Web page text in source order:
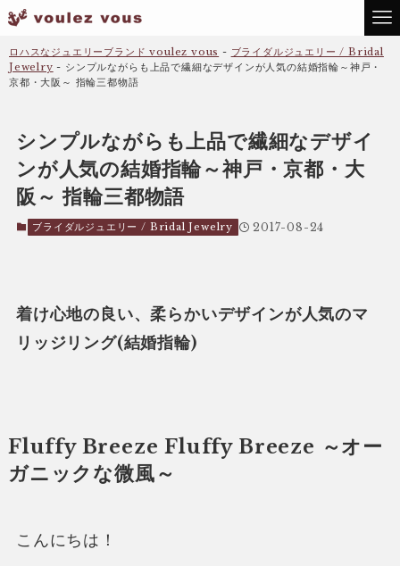
ロハスなジュエリーブランド voulez vous - ブライダルジュエリー / Bridal
Jewelry - シンプルながらも上品で繊細なデザインが人気の結婚指輪～神戸・
京都・大阪～ 指輪三都物語
シンプルながらも上品で繊細なデザイ
ンが人気の結婚指輪～神戸・京都・大
阪～ 指輪三都物語
ブライダルジュエリー / Bridal Jewelry 2017-08-24
着け心地の良い、柔らかいデザインが人気のマ
リッジリング(結婚指輪)
Fluffy Breeze Fluffy Breeze ～オー
ガニックな微風～
こんにちは！